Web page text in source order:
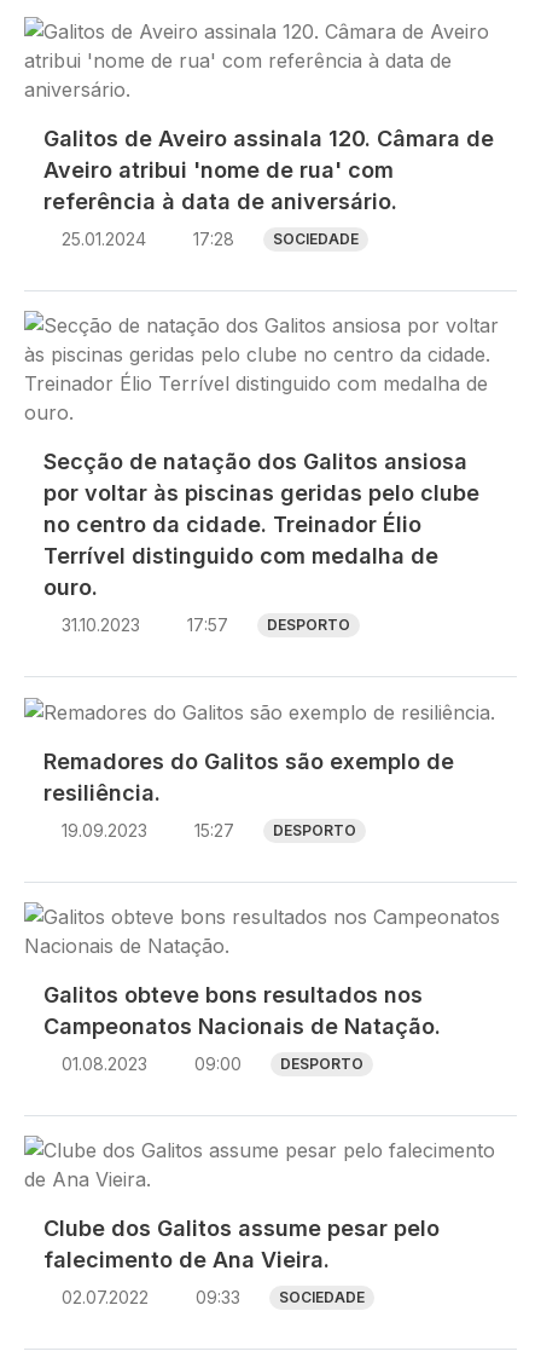
Imagem
Galitos de Aveiro assinala 120. Câmara de
Aveiro atribui 'nome de rua' com
referência à data de aniversário.
25.01.2024 17:28 SOCIEDADE
Imagem
Secção de natação dos Galitos ansiosa
por voltar às piscinas geridas pelo clube
no centro da cidade. Treinador Élio
Terrível distinguido com medalha de
ouro.
31.10.2023 17:57 DESPORTO
Imagem
Remadores do Galitos são exemplo de
resiliência.
19.09.2023 15:27 DESPORTO
Imagem
Galitos obteve bons resultados nos
Campeonatos Nacionais de Natação.
01.08.2023 09:00 DESPORTO
Imagem
Clube dos Galitos assume pesar pelo
falecimento de Ana Vieira.
02.07.2022 09:33 SOCIEDADE